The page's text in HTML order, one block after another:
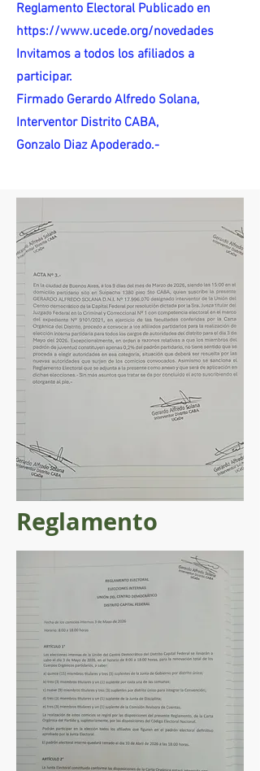
Reglamento Electoral Publicado en
https://www.ucede.org/novedades
Invitamos a todos los afiliados a
participar.
Firmado Gerardo Alfredo Solana,
Interventor Distrito CABA,
Gonzalo Diaz Apoderado.-
Reglamento